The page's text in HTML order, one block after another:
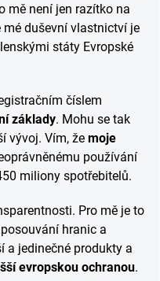
mě není jen razítko na
mé duševní vlastnictví je
státy Evropské
číslem
základy. Mohu se tak
vývoj. Vím, že moje
používání
miliony spotřebitelů.
Pro mě je to
hranic a
a jedinečné produkty a
evropskou ochranou.